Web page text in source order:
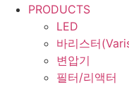
PRODUCTS
LED
바리스터
변압기
필터/리액터